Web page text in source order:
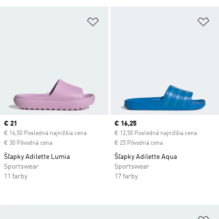
Pridať do zoznamu želaných
Current price
€ 21
€ 16,50 Posledná najnižšia cena
€ 30 Pôvodná cena
Šľapky Adilette Lumia
Sportswear
11 farby
Current price
€ 16,25
€ 12,50 Posledná najnižšia cena
€ 25 Pôvodná cena
Šľapky Adilette Aqua
Sportswear
17 farby